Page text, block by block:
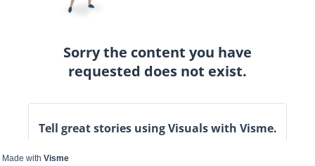
Made with Visme